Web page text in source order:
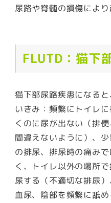
尿路や脊髄の損傷により
FLUTD：猫下
猫下部尿路疾患になると
いきみ：頻繁にトイレ
くのに尿が出ない（排便
間違えないように）、少
の排尿、排尿時の痛み
く、トイレ以外の場所
尿する（不適切な排尿）
血尿、陰部を頻繁に舐め